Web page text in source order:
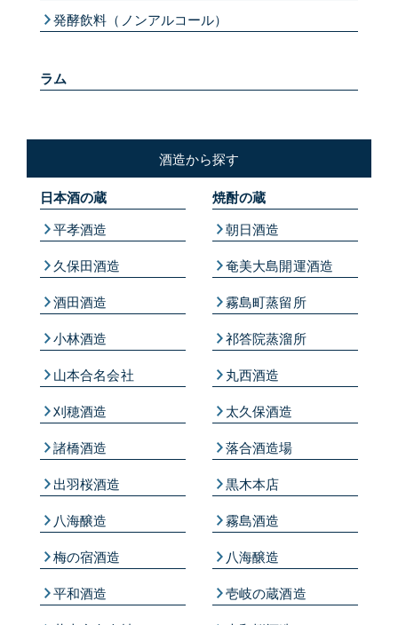
発酵飲料（ノンアルコール）
ラム
酒造から探す
日本酒の蔵
平孝酒造
久保田酒造
酒田酒造
小林酒造
山本合名会社
刈穂酒造
諸橋酒造
出羽桜酒造
八海醸造
梅の宿酒造
平和酒造
焼酎の蔵
朝日酒造
奄美大島開運酒造
霧島町蒸留所
祁答院蒸溜所
丸西酒造
太久保酒造
落合酒造場
黒木本店
霧島酒造
八海醸造
壱岐の蔵酒造